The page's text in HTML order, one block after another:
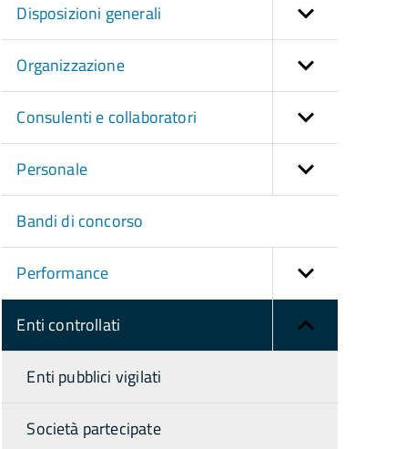
Disposizioni generali
Organizzazione
Consulenti e collaboratori
Personale
Bandi di concorso
Performance
Enti controllati
Enti pubblici vigilati
Società partecipate